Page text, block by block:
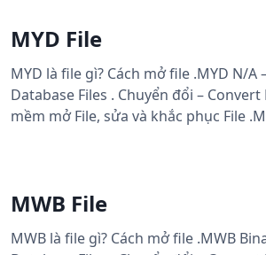
MYD File
MYD là file gì? Cách mở file .MYD N/A
Database Files . Chuyển đổi – Convert
mềm mở File, sửa và khắc phục File
MWB File
MWB là file gì? Cách mở file .MWB